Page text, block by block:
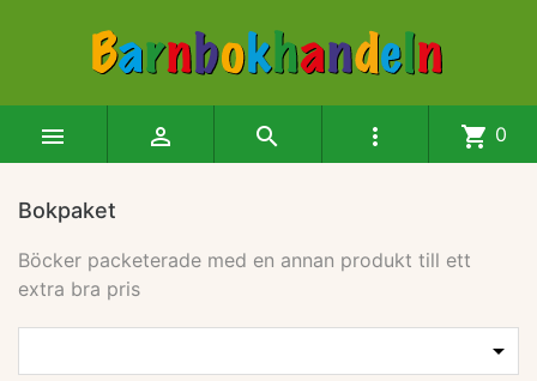
    shopping_cart 0
Bokpaket
Böcker packeterade med en annan produkt till ett
extra bra pris
